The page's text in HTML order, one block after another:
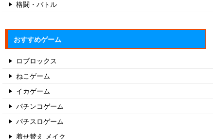
格闘・バトル
おすすめゲーム
ロブロックス
ねこゲーム
イカゲーム
パチンコゲーム
パチスロゲーム
着せ替え メイク